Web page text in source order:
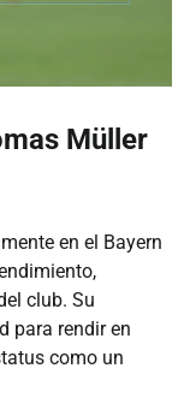
Müller
en el Bayern
club. Su
para rendir en
como un